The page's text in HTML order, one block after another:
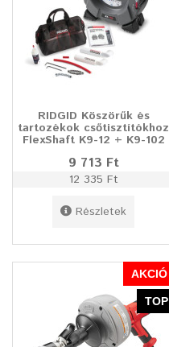
RIDGID Köszörűk és
tartozékok csőtisztítókhoz
FlexShaft K9-12 + K9-102
9 713 Ft
12 335 Ft
Részletek
AKCIÓ
TOP